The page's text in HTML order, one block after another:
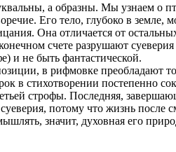
а образны. Мы узнаем о
Его тело, глубоко в земле,
Она отличается от
счете разрушают
и не быть фантастической.
в рифмовке
в стихотворении постепенно
строфы. Последняя,
потому что жизнь после
значит, духовная его